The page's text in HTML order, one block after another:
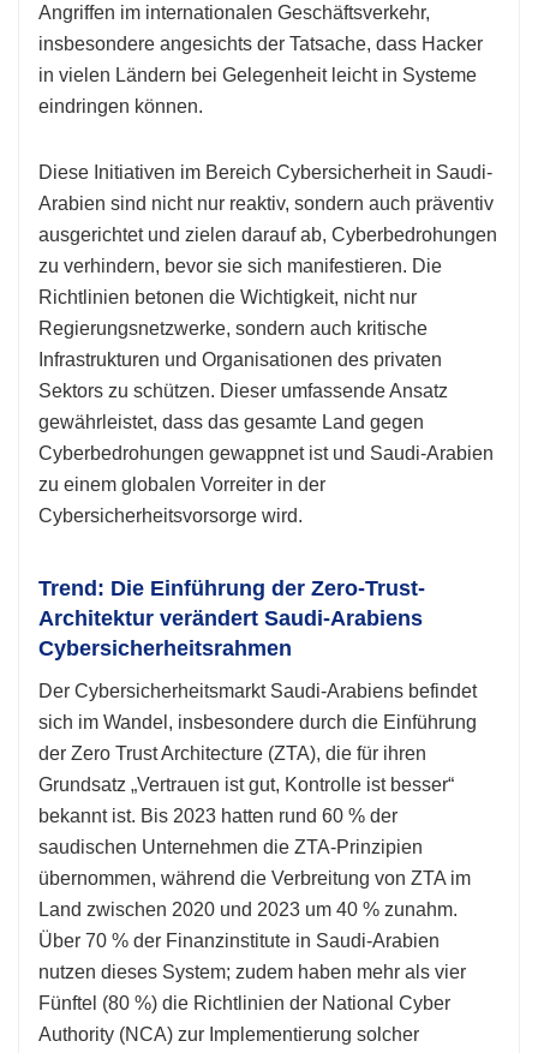
Angriffen im internationalen Geschäftsverkehr,
insbesondere angesichts der Tatsache, dass Hacker
in vielen Ländern bei Gelegenheit leicht in Systeme
eindringen können.
Diese Initiativen im Bereich Cybersicherheit in Saudi-
Arabien sind nicht nur reaktiv, sondern auch präventiv
ausgerichtet und zielen darauf ab, Cyberbedrohungen
zu verhindern, bevor sie sich manifestieren. Die
Richtlinien betonen die Wichtigkeit, nicht nur
Regierungsnetzwerke, sondern auch kritische
Infrastrukturen und Organisationen des privaten
Sektors zu schützen. Dieser umfassende Ansatz
gewährleistet, dass das gesamte Land gegen
Cyberbedrohungen gewappnet ist und Saudi-Arabien
zu einem globalen Vorreiter in der
Cybersicherheitsvorsorge wird.
Trend: Die Einführung der Zero-Trust-
Architektur verändert Saudi-Arabiens
Cybersicherheitsrahmen
Der Cybersicherheitsmarkt Saudi-Arabiens befindet
sich im Wandel, insbesondere durch die Einführung
der Zero Trust Architecture (ZTA), die für ihren
Grundsatz „Vertrauen ist gut, Kontrolle ist besser“
bekannt ist. Bis 2023 hatten rund 60 % der
saudischen Unternehmen die ZTA-Prinzipien
übernommen, während die Verbreitung von ZTA im
Land zwischen 2020 und 2023 um 40 % zunahm.
Über 70 % der Finanzinstitute in Saudi-Arabien
nutzen dieses System; zudem haben mehr als vier
Fünftel (80 %) die Richtlinien der National Cyber ​​
Authority (NCA) zur Implementierung solcher